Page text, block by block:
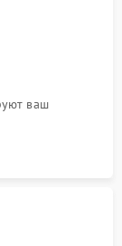
ваш